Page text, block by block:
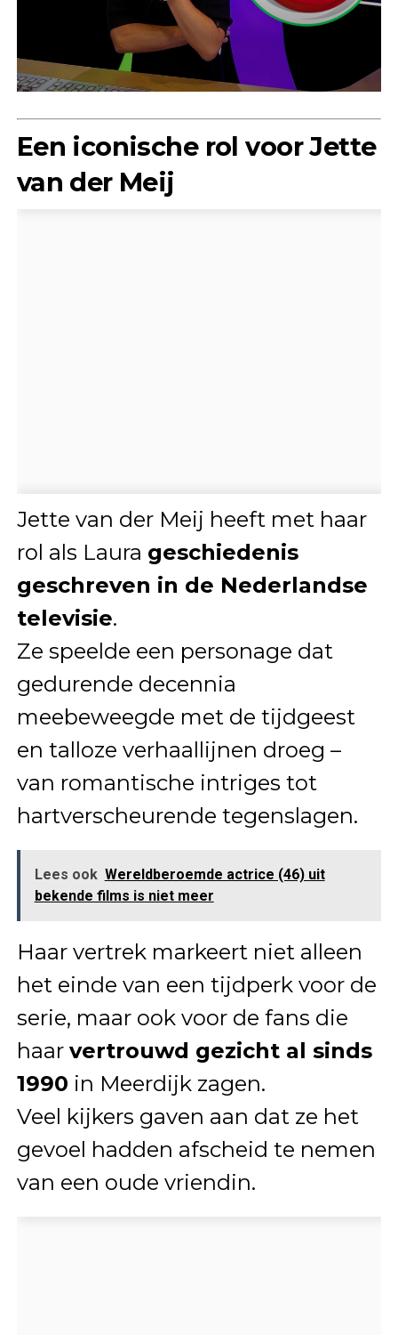
Een iconische rol voor Jette
van der Meij
Jette van der Meij heeft met haar
rol als Laura geschiedenis
geschreven in de Nederlandse
televisie.
Ze speelde een personage dat
gedurende decennia
meebeweegde met de tijdgeest
en talloze verhaallijnen droeg –
van romantische intriges tot
hartverscheurende tegenslagen.
Lees ook Wereldberoemde actrice (46) uit
bekende films is niet meer
Haar vertrek markeert niet alleen
het einde van een tijdperk voor de
serie, maar ook voor de fans die
haar vertrouwd gezicht al sinds
1990 in Meerdijk zagen.
Veel kijkers gaven aan dat ze het
gevoel hadden afscheid te nemen
van een oude vriendin.